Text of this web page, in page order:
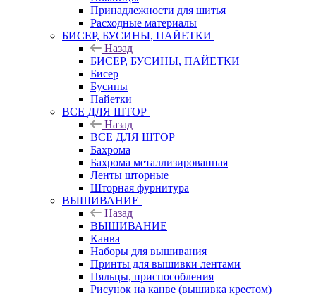
Принадлежности для шитья
Расходные материалы
БИСЕР, БУСИНЫ, ПАЙЕТКИ
Назад
БИСЕР, БУСИНЫ, ПАЙЕТКИ
Бисер
Бусины
Пайетки
ВСЕ ДЛЯ ШТОР
Назад
ВСЕ ДЛЯ ШТОР
Бахрома
Бахрома металлизированная
Ленты шторные
Шторная фурнитура
ВЫШИВАНИЕ
Назад
ВЫШИВАНИЕ
Канва
Наборы для вышивания
Принты для вышивки лентами
Пяльцы, приспособления
Рисунок на канве (вышивка крестом)